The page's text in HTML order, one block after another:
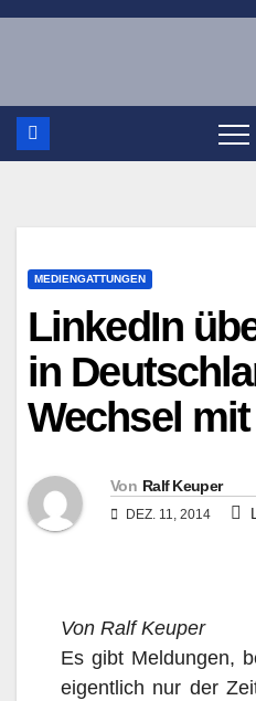
Zum
MEDIENGATTUNGEN
LinkedIn
in
Wechsel
Von Ralf Keuper
DEZ. 11, 2014
Von Ralf Keuper
Es gibt Meldungen,
eigentlich nur der